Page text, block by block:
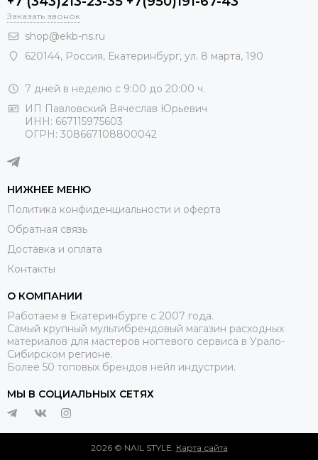
Заказать звонок
shop@ekb-ns.ru
620144, Россия, Екатеринбург, ул. 8 марта, 190
7 дней в неделю с 9:00 до 20:00 ч.
ИП Павловский Вячеслав Юрьевич
ИНН: 667115975603
ОГРН: 308667108800042
НИЖНЕЕ МЕНЮ
Политика конфиденциальности и оферта
Обратная связь
Доставка и оплата
Контакты
О КОМПАНИИ
Работаем в Екатеринбурге с 2007 года.
Самый крупный мультибрендовый магазин расходных
материалов для мастеров ногтевого сервиса в Урало-
Сибирском регионе.
Более 50 топовых брендов нейл индустрии.
МЫ В СОЦИАЛЬНЫХ СЕТЯХ
2026 © NAIL STYLE. Карта сайта